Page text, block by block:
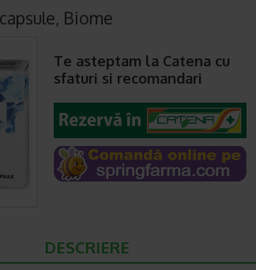
Biome
Te asteptam la Catena cu
sfaturi si recomandari
DESCRIERE